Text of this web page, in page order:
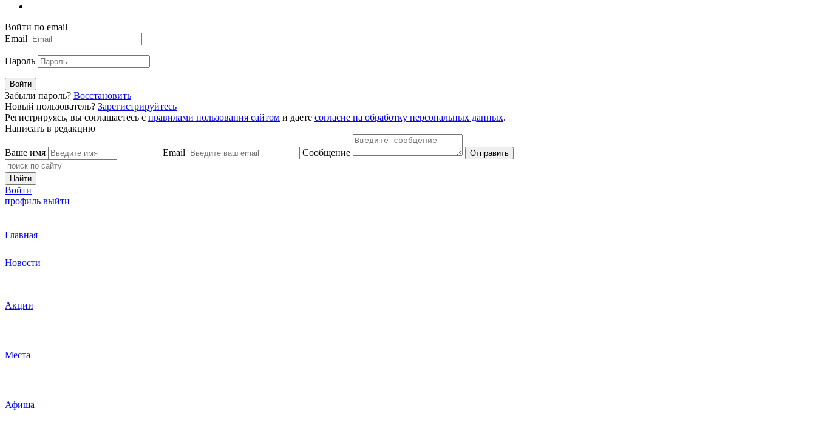
Войти по email
Email
Пароль
Войти
Забыли пароль? Восстановить
Новый пользователь? Зарегистрируйтесь
Регистрируясь, вы соглашаетесь с правилами пользования сайтом и даете согласие на обработку персональных данных.
Написать в редакцию
Ваше имя Email Сообщение Отправить
Найти
Войти
профиль выйти
Главная
Новости
Акции
Места
Афиша